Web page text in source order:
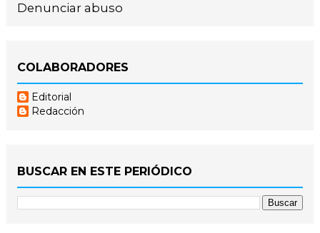
Denunciar abuso
COLABORADORES
Editorial
Redacción
BUSCAR EN ESTE PERIÓDICO